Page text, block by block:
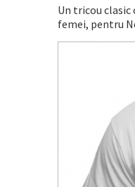
Un tricou clasic
femei, pentru